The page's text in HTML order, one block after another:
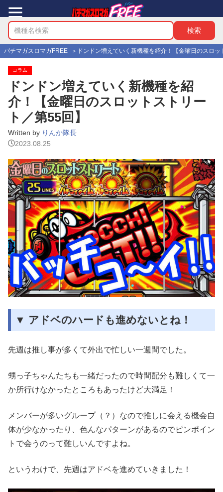
パチマガスロマガFREE ドンドン増えていく新機種を紹介！【金曜日のスロ
コラム
ドンドン増えていく新機種を紹
介！【金曜日のスロットストリー
ト／第55回】
Written by りんか隊長
2023.08.25
▼ アドベのハードも進めないとね！
先週は推し事が多くて外出で忙しい一週間でした。
甥っ子ちゃんたちも一緒だったので時間配分も難しくて一
か所行けなかったところもあったけど大満足！
メンバーが多いグループ（？）なので推しに会える機会自
体が少なかったり、色んなパターンがあるのでピンポイン
トで会うのって難しいんですよね。
というわけで、先週はアドベを進めていきました！